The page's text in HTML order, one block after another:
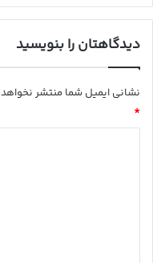
دیدگاهتان را بنویسید
نشانی ایمیل شما منتشر
*